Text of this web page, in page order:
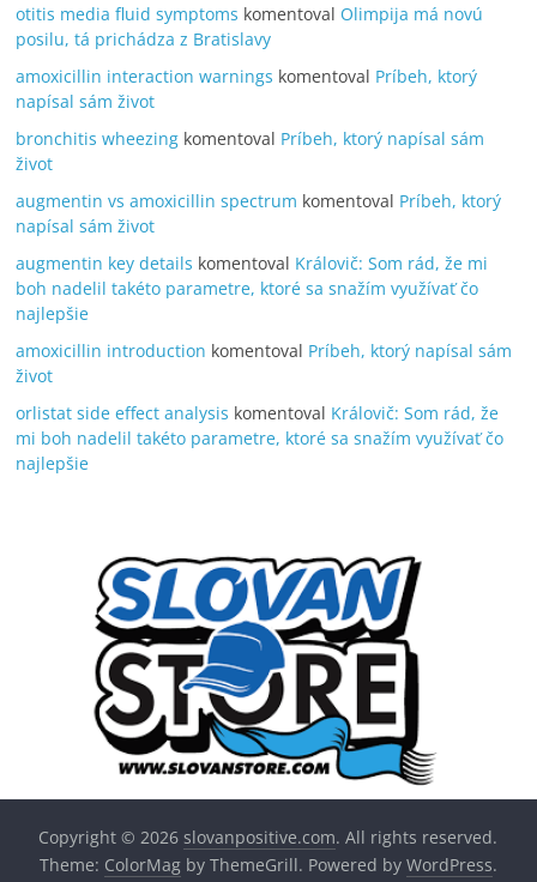
otitis media fluid symptoms komentoval Olimpija má novú
posilu, tá prichádza z Bratislavy
amoxicillin interaction warnings komentoval Príbeh, ktorý
napísal sám život
bronchitis wheezing komentoval Príbeh, ktorý napísal sám
život
augmentin vs amoxicillin spectrum komentoval Príbeh, ktorý
napísal sám život
augmentin key details komentoval Královič: Som rád, že mi
boh nadelil takéto parametre, ktoré sa snažím využívať čo
najlepšie
amoxicillin introduction komentoval Príbeh, ktorý napísal sám
život
orlistat side effect analysis komentoval Královič: Som rád, že
mi boh nadelil takéto parametre, ktoré sa snažím využívať čo
najlepšie
Copyright © 2026slovanpositive.com. All rights reserved.
Theme: ColorMagby ThemeGrill. Powered by WordPress.